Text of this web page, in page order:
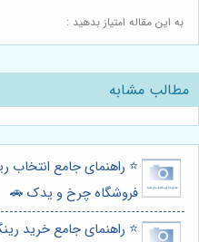
به این مقاله امتیاز بدهید :
مطالب مشابه
⭐️ راهنمای جامع انتخاب
فروشگاه چرخ و یدک 🚗
⭐️ راهنمای جامع خرید